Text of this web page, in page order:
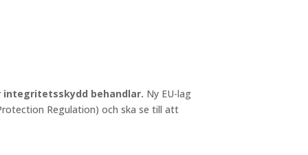
behandlar. Ny EU-lag
Regulation) och ska se till att